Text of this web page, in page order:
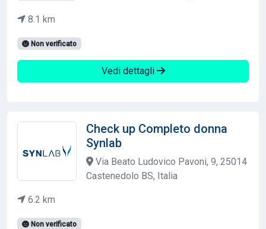
8.1 km
Non verificato
Vedi dettagli
Check up Completo donna
Synlab
Via Beato Ludovico Pavoni, 9, 25014
Castenedolo BS, Italia
6.2 km
Non verificato